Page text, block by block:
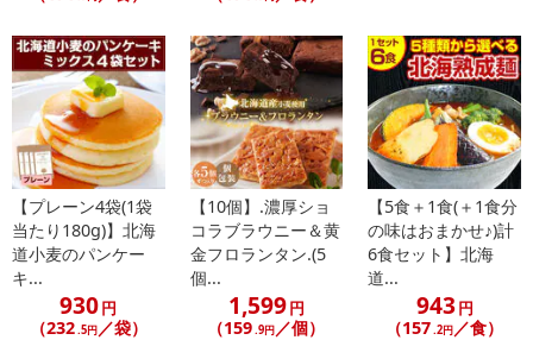
※お申込み後のキャンセルはお受けできません。
記載されている内容を必ずご確認いただき、お届けする商品セット
にご納得いただきましたうえでお申し込みください。
※パッケージ変更や商品リニューアル（成分など含む）等により、
参考の掲載画像や画像内のバーコードなど、お届け商品と多少異な
る場合がございます。
また、[新たな加工食品の原料原産地表示制度]の経過措置期間の終
了により、商品詳細内に記載の原産国・原材料の表記が旧表記の場
合がございます。
あらかじめご了承いただいた上でお申込みください。なお、本理由
によるお申込み後のキャンセル・返品交換は対応いたしかねます。
【プレーン4袋(1袋
当たり180g)】北海
道小麦のパンケー
キ...
930円
（232.5円／袋）
【10個】.濃厚ショ
コラブラウニー＆黄
金フロランタン.(5
個...
1,599円
（159.9円 ／個）
【5食＋1食(＋1食分
の味はおまかせ♪)計
6食セット】北海
道...
943円
（157.2円 ／食）